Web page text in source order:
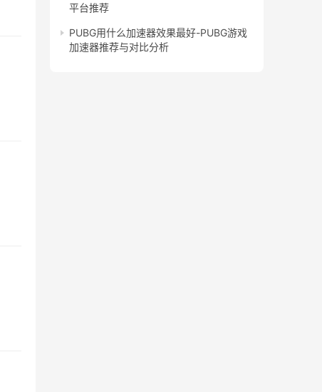
平台推荐
PUBG用什么加速器效果最好-PUBG游戏
加速器推荐与对比分析